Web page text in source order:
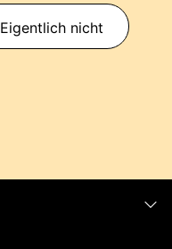
Eigentlich nicht